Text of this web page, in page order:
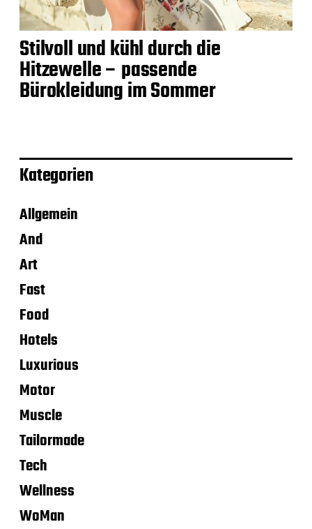
Stilvoll und kühl durch die
Hitzewelle – passende
Bürokleidung im Sommer
Kategorien
Allgemein
And
Art
Fast
Food
Hotels
Luxurious
Motor
Muscle
Tailormade
Tech
Wellness
WoMan